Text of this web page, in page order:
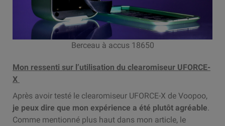
Berceau à accus 18650
Mon ressenti sur l’utilisation du clearomiseur UFORCE-
X
Après avoir testé le clearomiseur UFORCE-X de Voopoo,
je peux dire que mon expérience a été plutôt agréable.
Comme mentionné plus haut dans mon article, le